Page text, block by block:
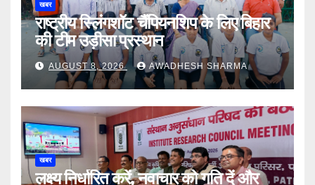
खबर
राष्ट्रीय स्लिंगशॉट चैंपियनशिप के लिए बिहार
की टीम उड़ीसा प्रस्थान
AUGUST 8, 2026 AWADHESH SHARMA
खबर
लक्ष्य निर्धारित करें, नवाचार को गति दें और